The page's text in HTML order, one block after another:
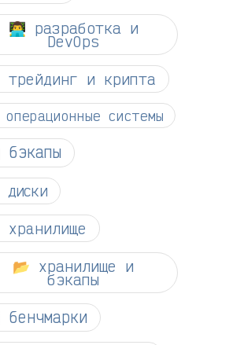
👨‍💻 разработка и
DevOps
трейдинг и крипта
операционные системы
бэкапы
диски
хранилище
📂 хранилище и
бэкапы
бенчмарки